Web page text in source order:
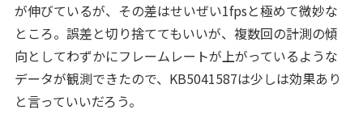
が伸びているが、その差はせいぜい1fpsと極めて微妙な
ところ。誤差と切り捨ててもいいが、複数回の計測の傾
向としてわずかにフレームレートが上がっているような
データが観測できたので、KB5041587は少しは効果あり
と言っていいだろう。